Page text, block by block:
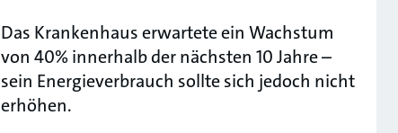
Das Krankenhaus erwartete ein Wachstum
von 40% innerhalb der nächsten 10 Jahre –
sein Energieverbrauch sollte sich jedoch nicht
erhöhen.